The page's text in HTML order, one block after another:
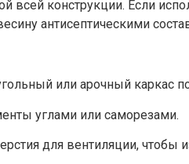
всей конструкции. Если
антисептическими
или арочный каркас
углами или саморезами.
для вентиляции, чтобы